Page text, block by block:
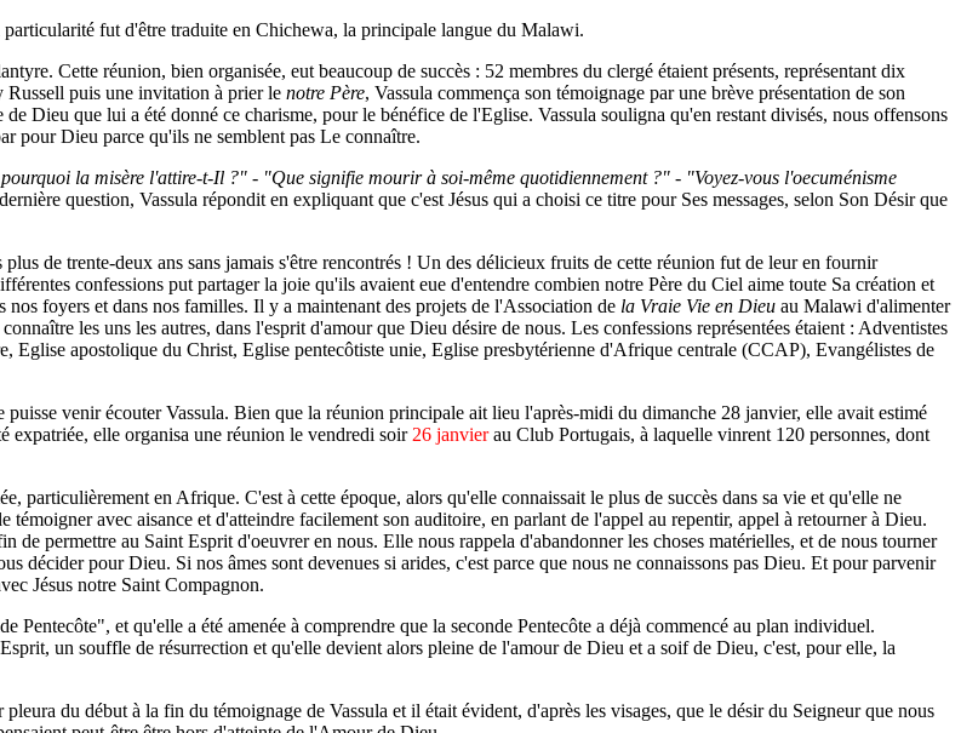
fut d'être traduite en Chichewa, la principale langue du Malawi.
Cette réunion, bien organisée, eut beaucoup de succès : 52 membres du clergé étaient présents, représentant dix
Russell puis une invitation à prier le notre Père, Vassula commença son témoignage par une brève présentation de son
Dieu que lui a été donné ce charisme, pour le bénéfice de l'Eglise. Vassula souligna qu'en restant divisés, nous offensons
pour Dieu parce qu'ils ne semblent pas Le connaître.
la misère l'attire-t-Il ?" - "Que signifie mourir à soi-même quotidiennement ?" - "Voyez-vous l'oecuménisme
question, Vassula répondit en expliquant que c'est Jésus qui a choisi ce titre pour Ses messages, selon Son Désir que
de trente-deux ans sans jamais s'être rencontrés ! Un des délicieux fruits de cette réunion fut de leur en fournir
confessions put partager la joie qu'ils avaient eue d'entendre combien notre Père du Ciel aime toute Sa création et
foyers et dans nos familles. Il y a maintenant des projets de l'Association de la Vraie Vie en Dieu au Malawi d'alimenter
les uns les autres, dans l'esprit d'amour que Dieu désire de nous. Les confessions représentées étaient : Adventistes
Eglise apostolique du Christ, Eglise pentecôtiste unie, Eglise presbytérienne d'Afrique centrale (CCAP), Evangélistes de
venir écouter Vassula. Bien que la réunion principale ait lieu l'après-midi du dimanche 28 janvier, elle avait estimé
expatriée, elle organisa une réunion le vendredi soir 26 janvierau Club Portugais, à laquelle vinrent 120 personnes, dont
particulièrement en Afrique. C'est à cette époque, alors qu'elle connaissait le plus de succès dans sa vie et qu'elle ne
avec aisance et d'atteindre facilement son auditoire, en parlant de l'appel au repentir, appel à retourner à Dieu.
permettre au Saint Esprit d'oeuvrer en nous. Elle nous rappela d'abandonner les choses matérielles, et de nous tourner
décider pour Dieu. Si nos âmes sont devenues si arides, c'est parce que nous ne connaissons pas Dieu. Et pour parvenir
Jésus notre Saint Compagnon.
et qu'elle a été amenée à comprendre que la seconde Pentecôte a déjà commencé au plan individuel.
un souffle de résurrection et qu'elle devient alors pleine de l'amour de Dieu et a soif de Dieu, c'est, pour elle, la
du début à la fin du témoignage de Vassula et il était évident, d'après les visages, que le désir du Seigneur que nous